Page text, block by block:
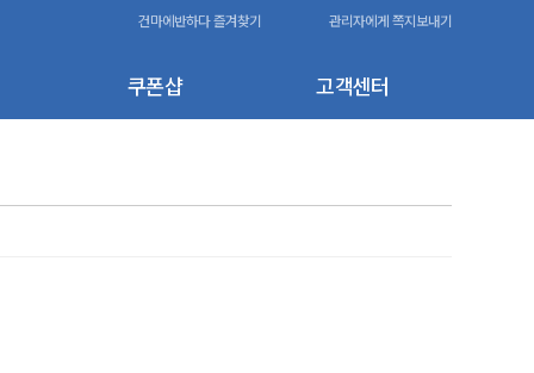
쿠폰샵 고객센터
건마에반하다 즐겨찾기 관리자에게 쪽지보내기